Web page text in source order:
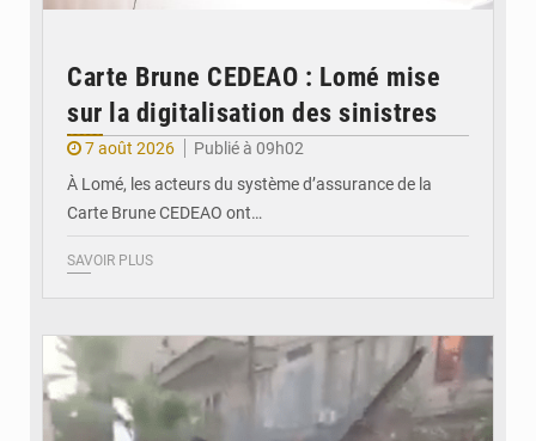
Carte Brune CEDEAO : Lomé mise
sur la digitalisation des sinistres
7 août 2026
Publié à 09h02
À Lomé, les acteurs du système d’assurance de la
Carte Brune CEDEAO ont…
SAVOIR PLUS